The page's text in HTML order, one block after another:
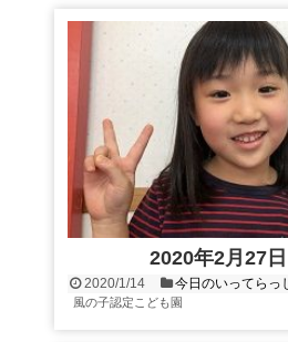
2020年2月27日
2020/1/14 今日のいってらっ
風の子認定こども園